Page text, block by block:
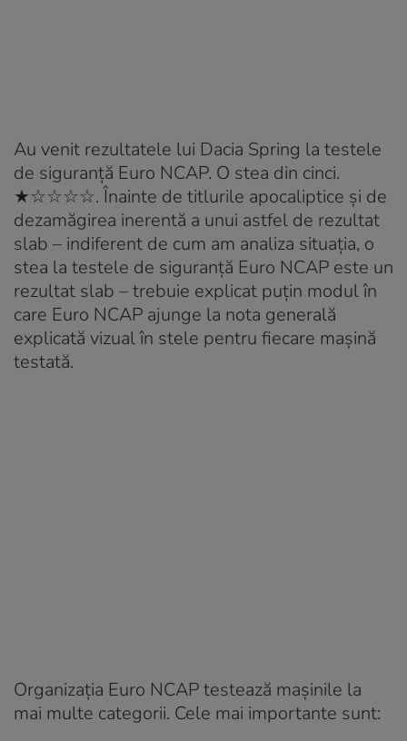
Au venit rezultatele lui Dacia Spring la testele
de siguranță Euro NCAP. O stea din cinci.
★☆☆☆☆. Înainte de titlurile apocaliptice și de
dezamăgirea inerentă a unui astfel de rezultat
slab – indiferent de cum am analiza situația, o
stea la testele de siguranță Euro NCAP este un
rezultat slab – trebuie explicat puțin modul în
care Euro NCAP ajunge la nota generală
explicată vizual în stele pentru fiecare mașină
testată.
Organizația Euro NCAP testează mașinile la
mai multe categorii. Cele mai importante sunt: